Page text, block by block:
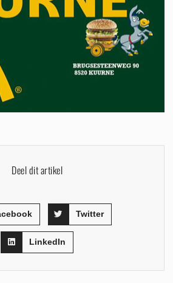
Deel dit artikel
Twitter
LinkedIn